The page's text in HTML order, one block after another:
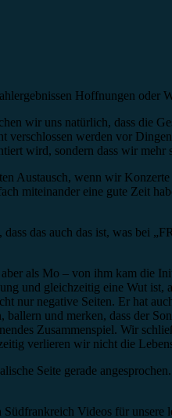
Hoffnungen oder
wir uns natürlich, dass die
verschlossen werden vor
wird, sondern dass wir mehr
Austausch, wenn wir
miteinander eine gute Zeit
dass das auch das ist, was bei
als Mo – von ihm kam die
und gleichzeitig eine Wut
nur negative Seiten. Er hat
ballern und merken, dass der
Zusammenspiel. Wir
verlieren wir nicht die
Seite gerade
Videos für unsere